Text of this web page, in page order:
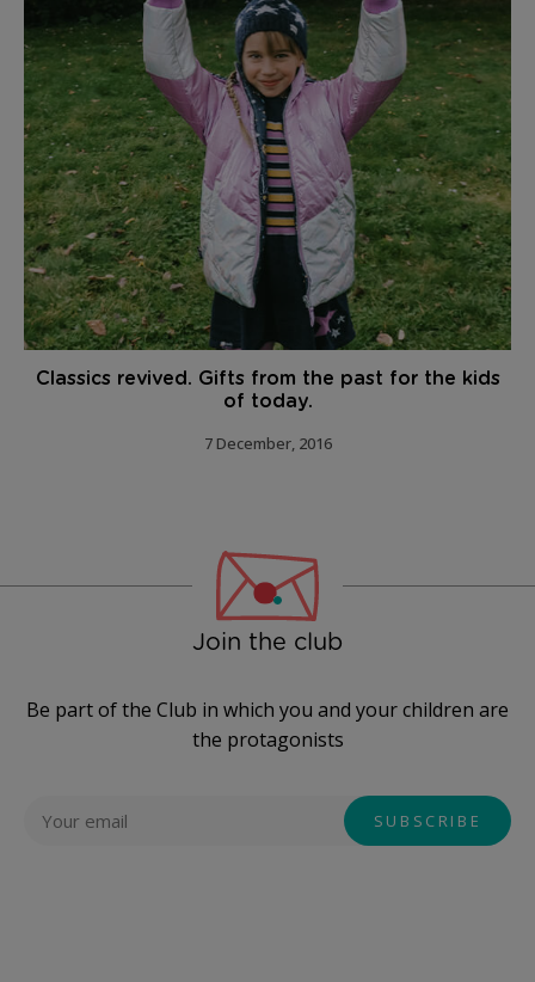
Classics revived. Gifts from the past for the kids
of today.
7 December, 2016
Join the club
Be part of the Club in which you and your children are
the protagonists